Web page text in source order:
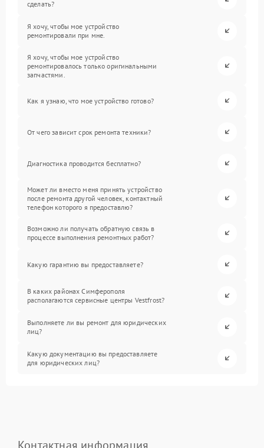
сделать?
Я хочу, чтобы мое устройство
ремонтировали при мне.
Я хочу, чтобы мое устройство
ремонтировалось только оригинальными
запчастями.
Как я узнаю, что мое устройство готово?
От чего зависит срок ремонта техники?
Диагностика проводится бесплатно?
Может ли вместо меня принять устройство
после ремонта другой человек, контактный
телефон которого я предоставлю?
Возможно ли получать обратную связь в
процессе выполнения ремонтных работ?
Какую гарантию вы предоставляете?
В каких районах Симферополя
располагаются сервисные центры Vestfrost?
Выполняете ли вы ремонт для юридических
лиц?
Какую документацию вы предоставляете
для юридических лиц?